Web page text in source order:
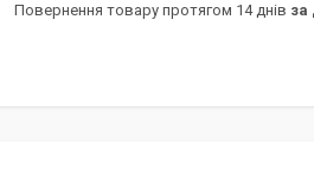
повернення товару протягом 14 днів за